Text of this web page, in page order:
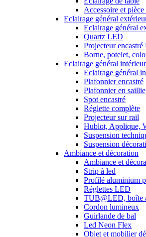
Accessoire et pièce
Eclairage général
Eclairage général
Quartz LED
Projecteur
Borne, potelet,
Eclairage général intérieur
Eclairage général
Plafonnier encastré
Plafonnier en saillie
Spot encastré
Réglette complète
Projecteur sur rail
Hublot, Applique,
Suspension
Suspension
Ambiance et décoration
Ambiance et
Strip à led
Profilé aluminium
Réglettes LED
TUB@LED, boîte
Cordon lumineux
Guirlande de bal
Led Neon Flex
Objet et mobilier